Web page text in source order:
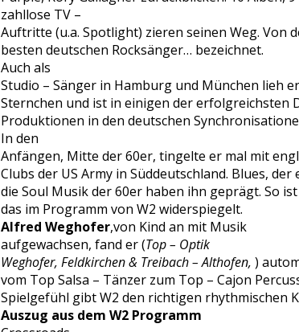
zahllose TV –
Auftritte (u.a. Spotlight) zieren seinen Weg. Von
besten deutschen Rocksänger… bezeichnet.
Auch als
Studio – Sänger in Hamburg und München lieh
Sternchen und ist in einigen der erfolgreichsten
Produktionen in den deutschen
In den
Anfängen, Mitte der 60er, tingelte er mal mit
Clubs der US Army in Süddeutschland. Blues, der
die Soul Musik der 60er haben ihn geprägt. So
das im Programm von W2 widerspiegelt.
Alfred Weghofer,von Kind an mit Musik
aufgewachsen, fand er (Top – Optik
Weghofer, Feldkirchen & Treibach – Althofen, )
vom Top Salsa – Tänzer zum Top – Cajon
Spielgefühl gibt W2 den richtigen rhythmischen
Auszug aus dem W2 Programm